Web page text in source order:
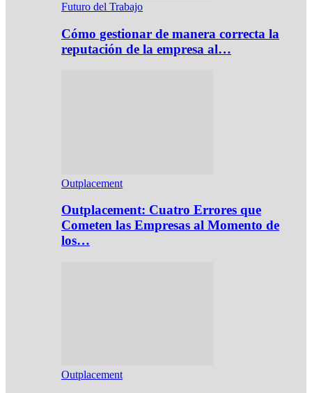
Futuro del Trabajo
Cómo gestionar de manera correcta la
reputación de la empresa al…
Outplacement
Outplacement: Cuatro Errores que
Cometen las Empresas al Momento de
los…
Outplacement